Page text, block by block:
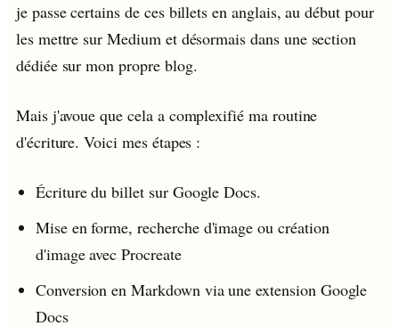
je passe certains de ces billets en anglais, au début pour
les mettre sur Medium et désormais dans une section
dédiée sur mon propre blog.
Mais j'avoue que cela a complexifié ma routine
d'écriture. Voici mes étapes :
Écriture du billet sur Google Docs.
Mise en forme, recherche d'image ou création
d'image avec Procreate
Conversion en Markdown via une extension Google
Docs